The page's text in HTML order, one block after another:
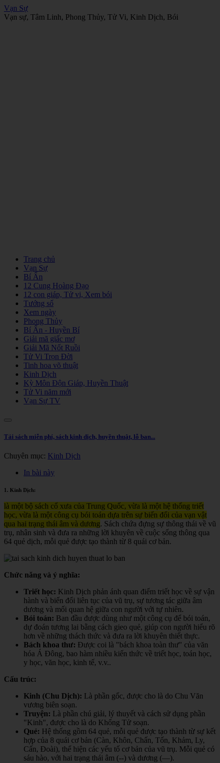
Vạn Sự
Vạn sự, Tâm Linh, Phong Thủy, Tử Vi, Kinh Dịch, Bói
Trang chủ
Vạn Sự
Bí Ẩn
12 Cung Hoàng Đạo
12 con giáp, Tử vi, Xem bói
Tướng số
Xem ngày
Phong Thủy
Bí Ẩn - Huyền Bí
Giải mã giấc mơ
Giải Mã Nốt Ruồi
Tử Vi Trọn Đời
Tinh hoa võ thuật
Kinh Dịch
Kỳ Môn Độn Giáp, Huyền Thuật
Tử Vi năm mới
Vạn Sự TV
Tải sách miễn phí, sách kinh dịch, huyền thuật, lỗ ban...
Chuyên mục: Kinh Dịch
In bài này
1. Kinh Dịch:
là một bộ sách cổ xưa của Trung Quốc, vừa là một hệ thống triết
học, vừa là một công cụ bói toán dựa trên sự biến đổi của vạn vật
qua hai trạng thái âm và dương. Sách chứa đựng sự thông thái về vũ
trụ, nhân sinh và đưa ra những lời khuyên về cuộc sống thông qua
64 quẻ dịch, mỗi quẻ được tạo thành từ 8 quái cơ bản.
Chức năng và ý nghĩa:
Triết học: Kinh Dịch phản ánh quan điểm triết học về sự vận
hành và biến đổi liên tục của vũ trụ, sự tương tác giữa âm
dương và mối quan hệ giữa con người với tự nhiên.
Bói toán: Ban đầu được dùng như một công cụ để bói toán,
dự đoán tương lai bằng cách gieo quẻ, giúp con người hiểu rõ
hơn về những thách thức và đưa ra lời khuyên thiết thực.
Bách khoa thư: Được coi là "bách khoa toàn thư" của văn
hóa Á Đông, bao hàm nhiều kiến thức về triết học, toán học,
y học, văn học, kinh tế, v.v..
Cấu trúc:
Kinh (Chu Dịch): Là phần gốc, được cho là do Chu Văn
vương biên soạn.
Truyện: Là phần chú giải, lý thuyết và cách sử dụng phần
"Kinh", được cho là do Khổng Tử soạn.
Quẻ: Hệ thống gồm 64 quẻ, mỗi quẻ được tạo thành từ sự kết
hợp của 8 quái cơ bản (Càn, Khôn, Chấn, Tốn, Khảm, Ly,
Cấn, Đoài), thể hiện các yếu tố cơ bản của vũ trụ. Mỗi quẻ có
sáu hào, với hai trạng thái âm (--) và dương (—).